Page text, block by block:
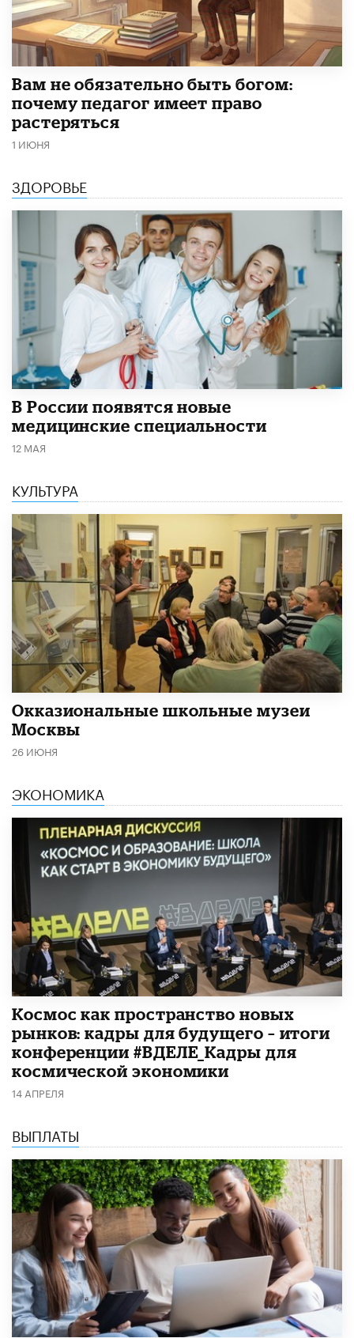
​Вам не обязательно быть богом:
почему педагог имеет право
растеряться
1 ИЮНЯ
ЗДОРОВЬЕ
В России появятся новые
медицинские специальности
12 МАЯ
КУЛЬТУРА
​Окказиональные школьные музеи
Москвы
26 ИЮНЯ
ЭКОНОМИКА
Космос как пространство новых
рынков: кадры для будущего – итоги
конференции #ВДЕЛЕ_Кадры для
космической экономики
14 АПРЕЛЯ
ВЫПЛАТЫ